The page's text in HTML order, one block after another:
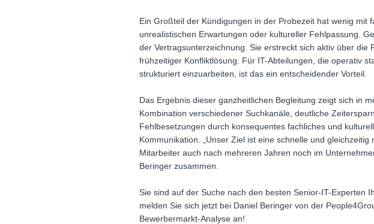
Ein Großteil der Kündigungen in der Probezeit hat wenig mit
unrealistischen Erwartungen oder kultureller Fehlpassung.
der Vertragsunterzeichnung. Sie erstreckt sich aktiv über
frühzeitiger Konfliktlösung. Für IT-Abteilungen, die operativ
strukturiert einzuarbeiten, ist das ein entscheidender Vorteil.
Das Ergebnis dieser ganzheitlichen Begleitung zeigt sich in
Kombination verschiedener Suchkanäle, deutliche
Fehlbesetzungen durch konsequentes fachliches und
Kommunikation. „Unser Ziel ist eine schnelle und
Mitarbeiter auch nach mehreren Jahren noch im
Beringer zusammen.
Sie sind auf der Suche nach den besten Senior-IT-Experten
melden Sie sich jetzt bei Daniel Beringer von der
Bewerbermarkt-Analyse an!